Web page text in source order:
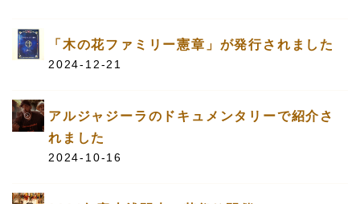
「木の花ファミリー憲章」が発行されました
2024-12-21
アルジャジーラのドキュメンタリーで紹介さ
れました
2024-10-16